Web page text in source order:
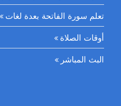
تعلم سورة الفاتحة بعدة لغات
أوقات الصلاة
البث المباشر